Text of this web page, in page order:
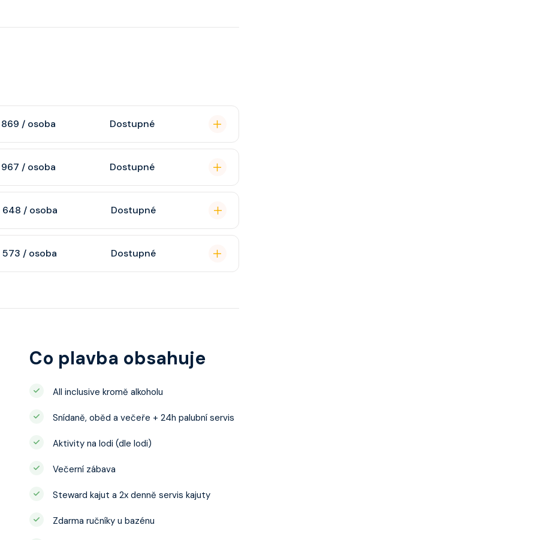
869 / osoba Dostupné
koupelnu se
TV, rádio,
967 / osoba Dostupné
výhledem dle
648 / osoba Dostupné
koupelnu
TV,
573 / osoba Dostupné
šatnu,
Co plavba obsahuje
All inclusive kromě alkoholu
Snídaně, oběd a večeře + 24h palubní servis
Aktivity na lodi (dle lodi)
Večerní zábava
Steward kajut a 2x denně servis kajuty
Zdarma ručníky u bazénu